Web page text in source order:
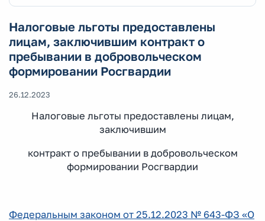
Налоговые льготы предоставлены
лицам, заключившим контракт о
пребывании в добровольческом
формировании Росгвардии
26.12.2023
Налоговые льготы предоставлены лицам,
заключившим
контракт о пребывании в добровольческом
формировании Росгвардии
Федеральным законом от 25.12.2023 № 643-ФЗ «О